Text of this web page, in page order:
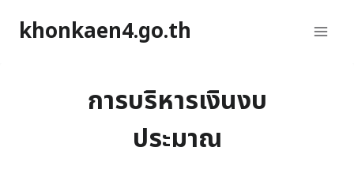
khonkaen4.go.th
การบริหารเงินงบ
ประมาณ